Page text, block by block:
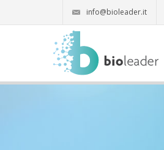
info@bioleader.it